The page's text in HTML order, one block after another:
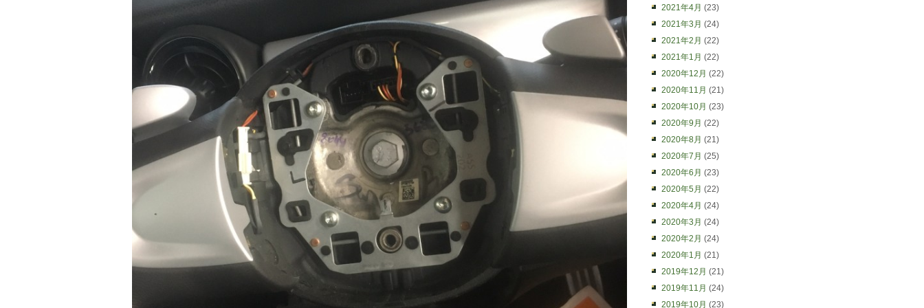
2021年4月 (23)
2021年3月 (24)
2021年2月 (22)
2021年1月 (22)
2020年12月 (22)
2020年11月 (21)
2020年10月 (23)
2020年9月 (22)
2020年8月 (21)
2020年7月 (25)
2020年6月 (23)
2020年5月 (22)
2020年4月 (24)
2020年3月 (24)
2020年2月 (24)
2020年1月 (21)
2019年12月 (21)
2019年11月 (24)
2019年10月 (23)